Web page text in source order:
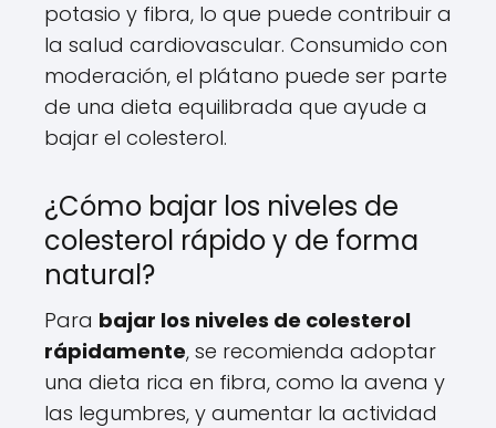
potasio y fibra, lo que puede contribuir a
la salud cardiovascular. Consumido con
moderación, el plátano puede ser parte
de una dieta equilibrada que ayude a
bajar el colesterol.
¿Cómo bajar los niveles de
colesterol rápido y de forma
natural?
Para bajar los niveles de colesterol
rápidamente, se recomienda adoptar
una dieta rica en fibra, como la avena y
las legumbres, y aumentar la actividad